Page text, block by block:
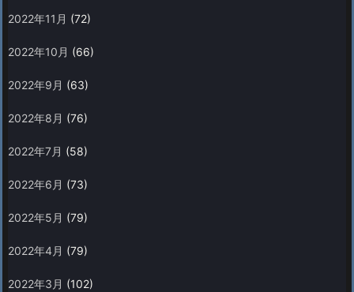
2022年11月 (72)
2022年10月 (66)
2022年9月 (63)
2022年8月 (76)
2022年7月 (58)
2022年6月 (73)
2022年5月 (79)
2022年4月 (79)
2022年3月 (102)